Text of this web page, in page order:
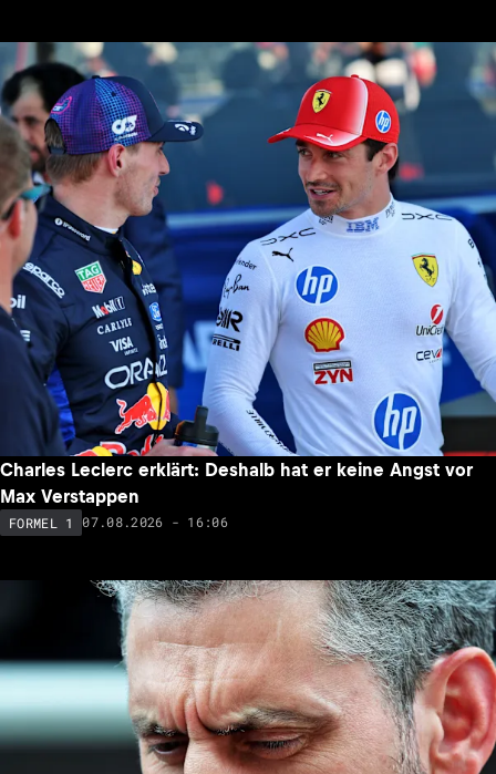
Charles Leclerc erklärt: Deshalb hat er keine Angst vor
Max Verstappen
FORMEL 1 07.08.2026 - 16:06